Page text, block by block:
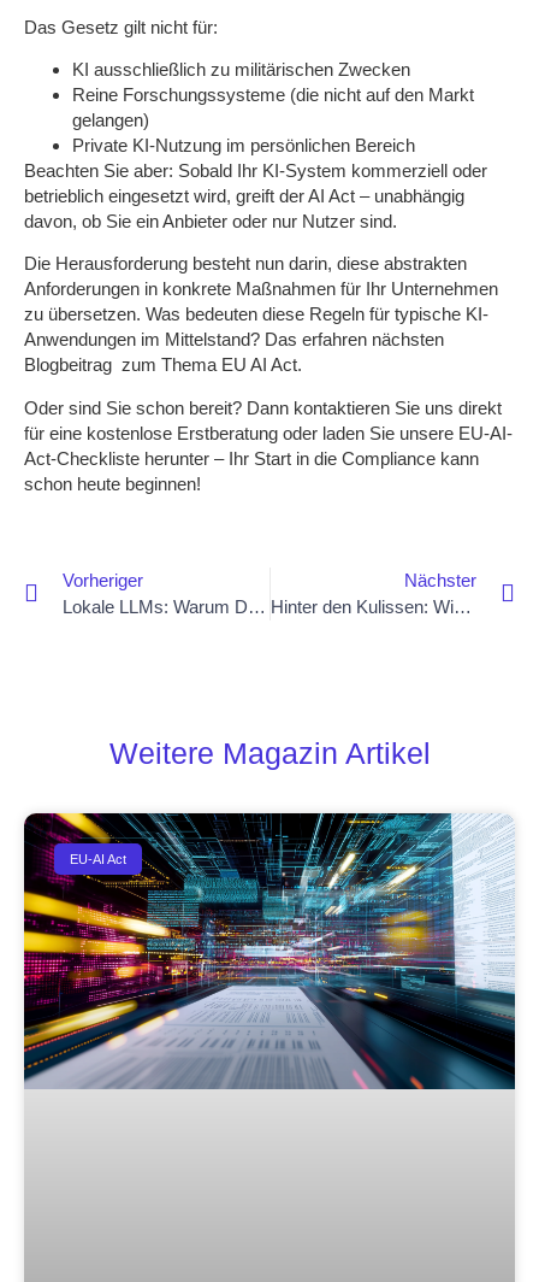
Das Gesetz gilt nicht für:
KI ausschließlich zu militärischen Zwecken
Reine Forschungssysteme (die nicht auf den Markt
gelangen)
Private KI-Nutzung im persönlichen Bereich
Beachten Sie aber: Sobald Ihr KI-System kommerziell oder
betrieblich eingesetzt wird, greift der AI Act – unabhängig
davon, ob Sie ein Anbieter oder nur Nutzer sind.
Die Herausforderung besteht nun darin, diese abstrakten
Anforderungen in konkrete Maßnahmen für Ihr Unternehmen
zu übersetzen. Was bedeuten diese Regeln für typische KI-
Anwendungen im Mittelstand? Das erfahren nächsten
Blogbeitrag zum Thema EU AI Act.
Oder sind Sie schon bereit? Dann kontaktieren Sie uns direkt
für eine kostenlose Erstberatung oder laden Sie unsere EU-AI-
Act-Checkliste herunter – Ihr Start in die Compliance kann
schon heute beginnen!
Vorheriger
Lokale LLMs: Warum Datenhoheit für Unternehmen so wichtig ist – und wie wir das garantieren
Nächster
Hinter den Kulissen: Wie wir lokale LLMs für Unternehmen betriebsbereit machen
Weitere Magazin Artikel
EU-AI Act